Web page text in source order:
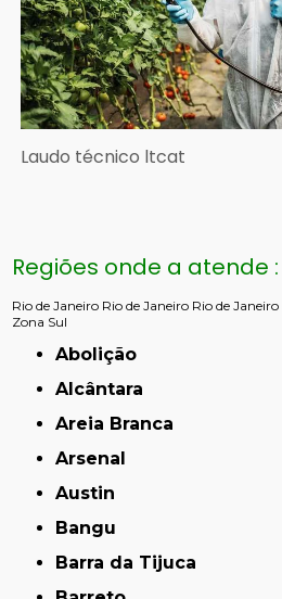
Laudo técnico ltcat
Regiões onde a atende :
Rio de Janeiro Rio de Janeiro Rio de Janeiro
Zona Sul
Abolição
Alcântara
Areia Branca
Arsenal
Austin
Bangu
Barra da Tijuca